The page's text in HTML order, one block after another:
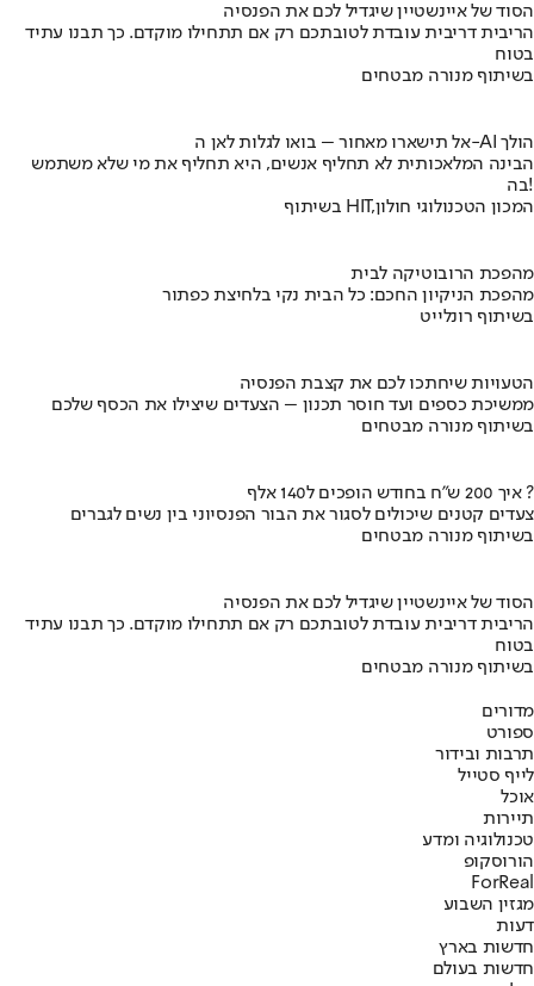
הסוד של איינשטיין שיגדיל לכם את הפנסיה
הריבית דריבית עובדת לטובתכם רק אם תתחילו מוקדם. כך תבנו עתיד
בטוח
בשיתוף מנורה מבטחים
אל תישארו מאחור – בואו לגלות לאן ה-AI הולך
הבינה המלאכותית לא תחליף אנשים, היא תחליף את מי שלא משתמש
בה!
בשיתוף HIT,המכון הטכנולוגי חולון
מהפכת הרובוטיקה לבית
מהפכת הניקיון החכם: כל הבית נקי בלחיצת כפתור
בשיתוף רונלייט
הטעויות שיחתכו לכם את קצבת הפנסיה
ממשיכת כספים ועד חוסר תכנון – הצעדים שיצילו את הכסף שלכם
בשיתוף מנורה מבטחים
איך 200 ש"ח בחודש הופכים ל140 אלף ?
צעדים קטנים שיכולים לסגור את הבור הפנסיוני בין נשים לגברים
בשיתוף מנורה מבטחים
הסוד של איינשטיין שיגדיל לכם את הפנסיה
הריבית דריבית עובדת לטובתכם רק אם תתחילו מוקדם. כך תבנו עתיד
בטוח
בשיתוף מנורה מבטחים
מדורים
ספורט
תרבות ובידור
לייף סטייל
אוכל
תיירות
טכנולוגיה ומדע
הורוסקופ
ForReal
מגזין השבוע
דעות
חדשות בארץ
חדשות בעולם